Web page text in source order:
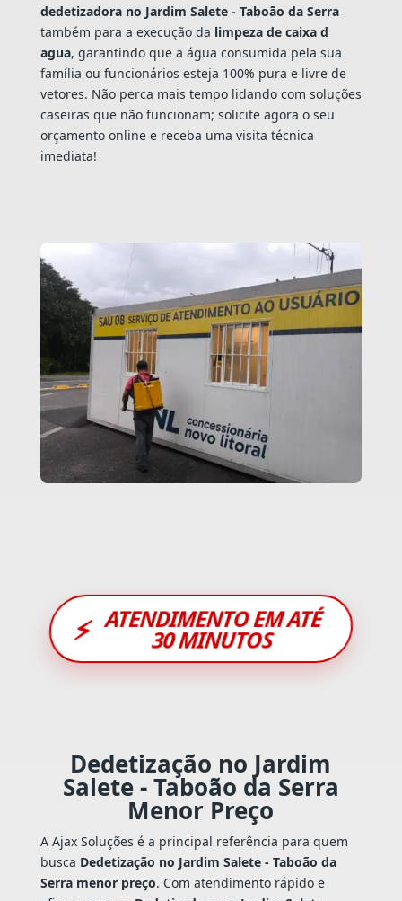
dedetizadora no Jardim Salete - Taboão da Serra
também para a execução da limpeza de caixa d
agua, garantindo que a água consumida pela sua
família ou funcionários esteja 100% pura e livre de
vetores. Não perca mais tempo lidando com soluções
caseiras que não funcionam; solicite agora o seu
orçamento online e receba uma visita técnica
imediata!
⚡ ATENDIMENTO EM ATÉ
30 MINUTOS
Dedetização no Jardim
Salete - Taboão da Serra
Menor Preço
A Ajax Soluções é a principal referência para quem
busca Dedetização no Jardim Salete - Taboão da
Serra menor preço. Com atendimento rápido e